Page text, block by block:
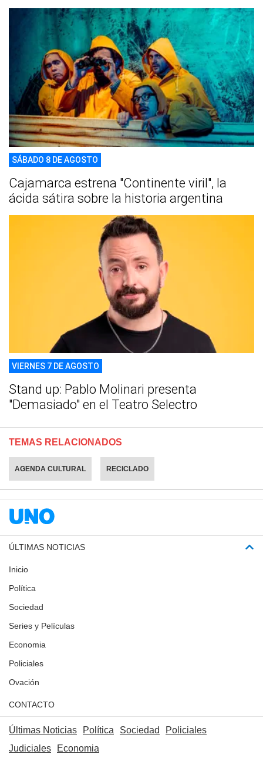
SÁBADO 8 DE AGOSTO
Cajamarca estrena "Continente viril", la
ácida sátira sobre la historia argentina
VIERNES 7 DE AGOSTO
Stand up: Pablo Molinari presenta
"Demasiado" en el Teatro Selectro
TEMAS RELACIONADOS
AGENDA CULTURAL RECICLADO
ÚLTIMAS NOTICIAS
Inicio
Política
Sociedad
Series y Películas
Economia
Policiales
Ovación
CONTACTO
Últimas Noticias Política Sociedad
Policiales
Judiciales
Economia